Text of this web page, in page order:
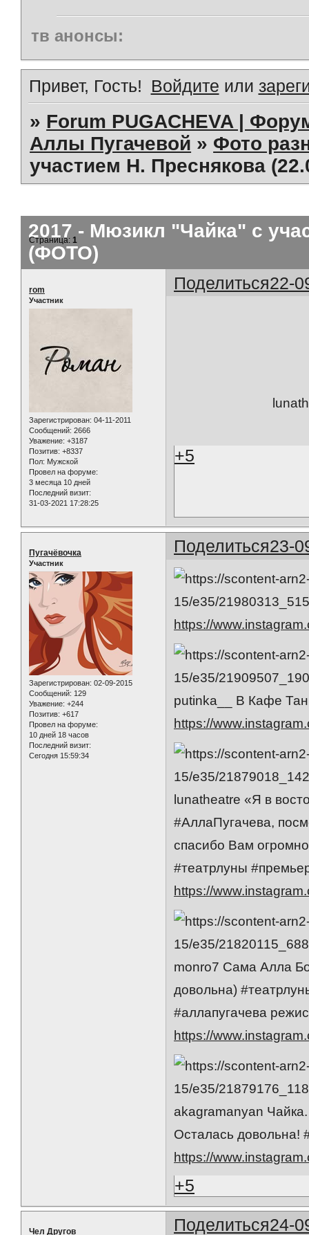
тв анонсы:
Привет, Гость! Войдите или
» Forum PUGACHEVA |
Аллы Пугачевой » Фото
участием Н. Преснякова
2017 - Мюзикл "Чайка" с
(ФОТО)
Страница:1
Поделиться22-
rom
Участник
Зарегистрирован: 04-11-2011
Сообщений: 2666
Уважение: +3187
Позитив: +8337
Пол: Мужской
Провел на форуме:
3 месяца 10 дней
Последний визит:
31-03-2021 17:28:25
+5
Поделиться23-
Пугачёвочка
Участник
Зарегистрирован: 02-09-2015
Сообщений: 129
Уважение: +244
Позитив: +617
Провел на форуме:
10 дней 18 часов
Последний визит:
Сегодня 15:59:34
https://
putinka__ В Кафе
https://
lunatheatre «Я в
#АллаПугачева,
спасибо Вам
#театрлуны
https://
monro7 Сама Алла
довольна)
#аллапугачева
https://
akagramanyan
Осталась довольна!
https://
+5
Поделиться24-
Чел Другов